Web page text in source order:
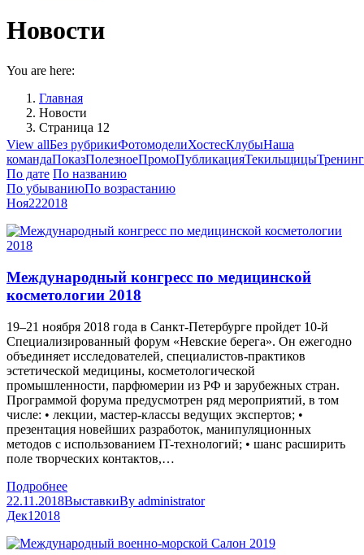
Новости
You are here:
Главная
Новости
Страница 12
View allБез рубрикиФотомоделиХостесКлубыНаша
командаПоказПолезноеПромоПубликацияТекильщицы
По дате По названию
По убываниюПо возрастанию
Ноя222018
Международный конгресс по медицинской
косметологии 2018
19–21 ноября 2018 года в Санкт-Петербурге пройдет 10-й
Специализированный форум «Невские берега». Он ежегодно
объединяет исследователей, специалистов-практиков
эстетической медицины, косметологической
промышленности, парфюмерии из РФ и зарубежных стран.
Программой форума предусмотрен ряд мероприятий, в том
числе: • лекции, мастер-классы ведущих экспертов; •
презентация новейших разработок, манипуляционных
методов с использованием IT-технологий; • шанс расширить
поле творческих контактов,…
Подробнее
22.11.2018ВыставкиBy administrator
Дек1 2018